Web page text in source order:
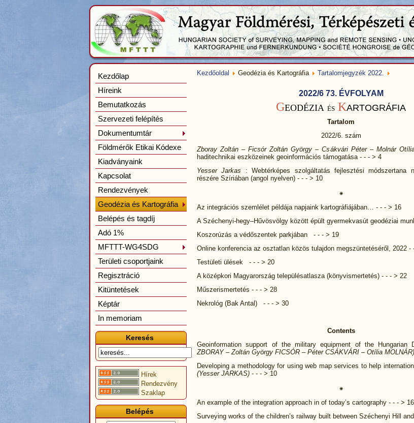
Kezdőlap
Híreink
Bemutatkozás
Szervezeti felépítés
Dokumentumtár
Földmérők Etikai Kódexe
Kiadványaink
Kapcsolat
Rendezvények
Geodézia és Kartográfia
Belépés és tagdíj
Adó 1%
MFTTT-WG4SDG
Területi csoportjaink
Regisztráció
Kitüntetések
Képtár
In memoriam
Keresés
Hírek
Rendezvény
Szaklap
Belépés
Kezdőoldal Geodézia és Kartográfia Tartalomjegyzék 2022.
2022/6 73. ÉVFOLYAM
GEODÉZIA ÉS KARTOGRÁFIA
Tartalom
2022/6. szám
Zboray Zoltán – Ficsór Zoltán György – Csákvári Péter – Molnár
haditechnikai eszközeinek geoinformációs támogatása - - - > 4
Yesser Jarkas : Webtérképes szolgáltatás fejlesztési módszertana
részére Szíriában (angol nyelven) - - - > 10
⁕
Az integrációs szemlélet példája napjaink kartográfiájában… - - - > 16
A Széchenyi-hegy–Hűvösvölgy között épült gyermekvasút geodéziai
Koszorúzás a védőszentek parkjában - - - > 19
Online konferencia az osztatlan közös tulajdon megszüntetéséről, 2022 -
Testületi ülések - - - > 20
A középkori Magyarország településatlasza (könyvismertetés) - - - > 22
Műszerismertetés - - - > 28
Nekrológ (Bak Antal) - - - > 30
Contents
Geoinformation support of the military equipment of the Hungarian
ZBORAY – Zoltán György FICSÓR – Péter CSÁKVÁRI – Otília MOLNÁR)
Developing a methodology for using web map services to help
(Yesser JARKAS) - - - > 10
⁕
An example of the integration approach in of today’s cartography - - - > 16
Surveying works of the children’s railway built between Széchenyi Hill